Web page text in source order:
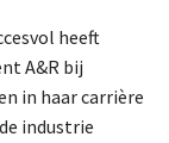
heeft
A&R bij
in haar carrière
industrie